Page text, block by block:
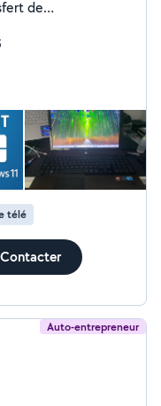
télé
Contacter
Auto-entrepreneur